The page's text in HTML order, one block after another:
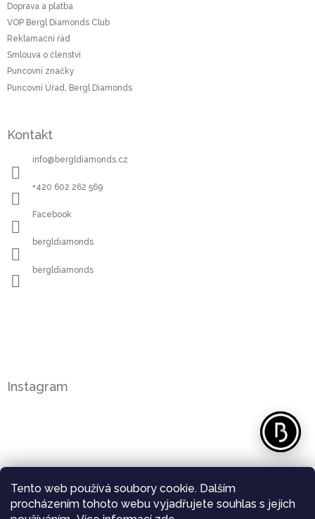
Tento web používá soubory cookie. Dalším
procházením tohoto webu vyjadřujete souhlas s jejich
Doprava a platba
VOP Bergl Diamonds Club
Reklamační řád
Smlouva o členství
Puncovní značky
Puncovní Úřad, Bergl Diamonds
Kontakt
info@ bergldiamonds.cz
+420 602 262 569
Facebook
bergldiamonds
bergldiamonds
Instagram